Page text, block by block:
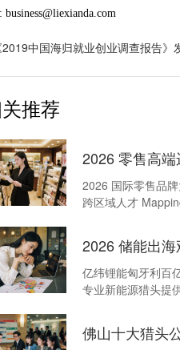
business@liexianda.com
2019中国海归就业创业调查报告》
推荐
2026 零售高
2026 国际零售品
跨区域人才
2026 储能出
亿纬锂能匈牙利百
专业新能源猎头提
佛山十大猎头